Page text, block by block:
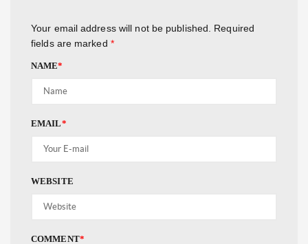
Your email address will not be published.
Required
fields are marked *
NAME*
EMAIL*
WEBSITE
COMMENT*